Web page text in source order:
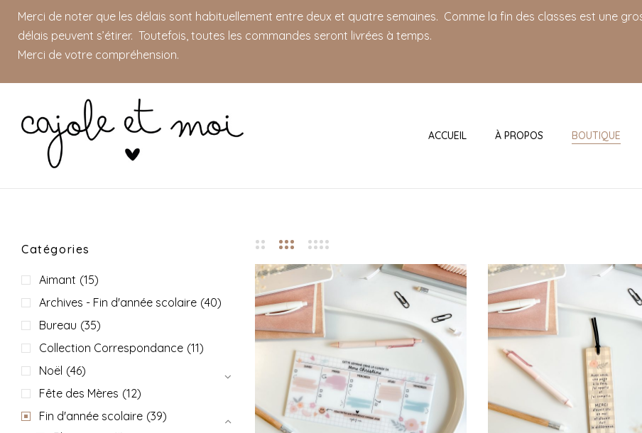
Merci de noter que les délais sont habituellement entre deux et quatre semaines. Comme la fin des classes est une
délais peuvent s’étirer. Toutefois, toutes les commandes seront livrées à temps.
Merci de votre compréhension.
ACCUEIL À PROPOS BOUTIQUE
Catégories
Aimant (15)
Archives - Fin d'année scolaire (40)
Bureau (35)
Collection Correspondance (11)
Noël (46)
Fête des Mères (12)
Fin d'année scolaire (39)